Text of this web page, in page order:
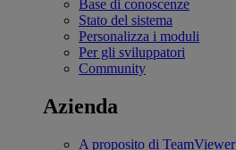
Base di conoscenze
Stato del sistema
Personalizza i moduli
Per gli sviluppatori
Community
Azienda
A proposito di TeamViewer